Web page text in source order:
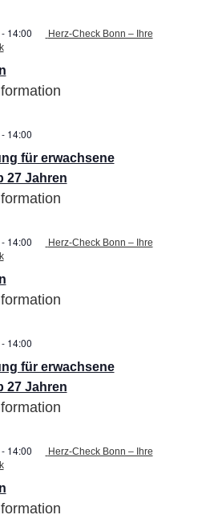
- 14:00
Herz-Check Bonn – Ihre
für erwachsene
27 Jahren
- 14:00
erwachsene
ab
27
- 14:00
Herz-Check Bonn – Ihre
für erwachsene
27 Jahren
- 14:00
erwachsene
ab
27
- 14:00
Herz-Check Bonn – Ihre